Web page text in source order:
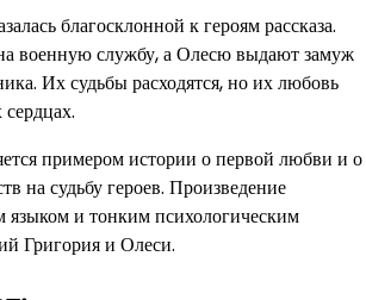
благосклонной к героям рассказа.
военную службу, а Олесю выдают замуж
Их судьбы расходятся, но их любовь
примером истории о первой любви и о
на судьбу героев. Произведение
языком и тонким психологическим
Григория и Олеси.